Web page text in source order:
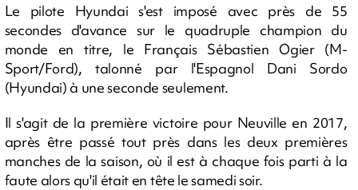
Le pilote Hyundai s'est imposé avec près de 55
secondes d'avance sur le quadruple champion du
monde en titre, le Français Sébastien Ogier (M-
Sport/Ford), talonné par l'Espagnol Dani Sordo
(Hyundai) à une seconde seulement.
Il s'agit de la première victoire pour Neuville en 2017,
après être passé tout près dans les deux premières
manches de la saison, où il est à chaque fois parti à la
faute alors qu'il était en tête le samedi soir.